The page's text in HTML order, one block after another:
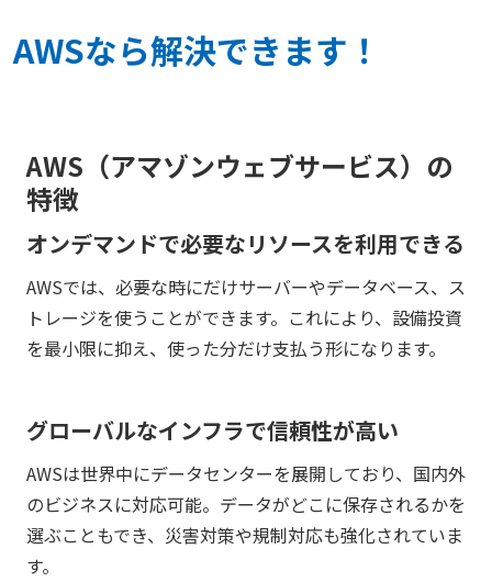
AWSなら解決できます！
AWS（アマゾンウェブサービス）の
特徴
オンデマンドで必要なリソースを利用できる
AWSでは、必要な時にだけサーバーやデータベース、ス
トレージを使うことができます。これにより、設備投資
を最小限に抑え、使った分だけ支払う形になります。
グローバルなインフラで信頼性が高い
AWSは世界中にデータセンターを展開しており、国内外
のビジネスに対応可能。データがどこに保存されるかを
選ぶこともでき、災害対策や規制対応も強化されていま
す。